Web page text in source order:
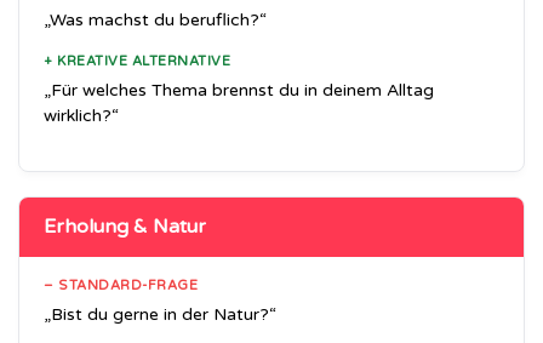
„Was machst du beruflich?“
+ KREATIVE ALTERNATIVE
„Für welches Thema brennst du in deinem Alltag
wirklich?“
Erholung & Natur
– STANDARD-FRAGE
„Bist du gerne in der Natur?“